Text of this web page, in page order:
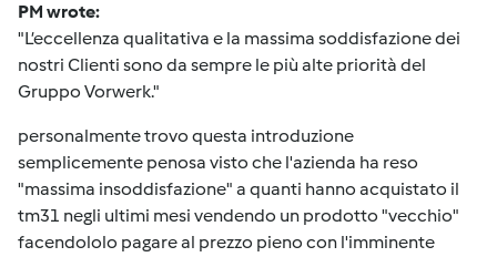
PM wrote:
"L’eccellenza qualitativa e la massima soddisfazione dei
nostri Clienti sono da sempre le più alte priorità del
Gruppo Vorwerk."
personalmente trovo questa introduzione
semplicemente penosa visto che l'azienda ha reso
"massima insoddisfazione" a quanti hanno acquistato il
tm31 negli ultimi mesi vendendo un prodotto "vecchio"
facendololo pagare al prezzo pieno con l'imminente